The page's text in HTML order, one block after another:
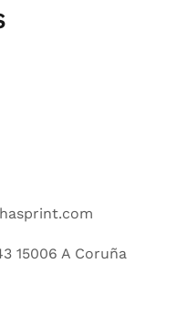
15006 A Coruña